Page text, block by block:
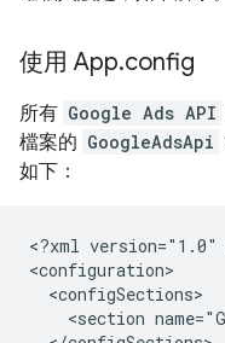
使用 App.config
所有 Google Ads API
檔案的 GoogleAdsApi
如下：
<?xml version="1.0"
<section